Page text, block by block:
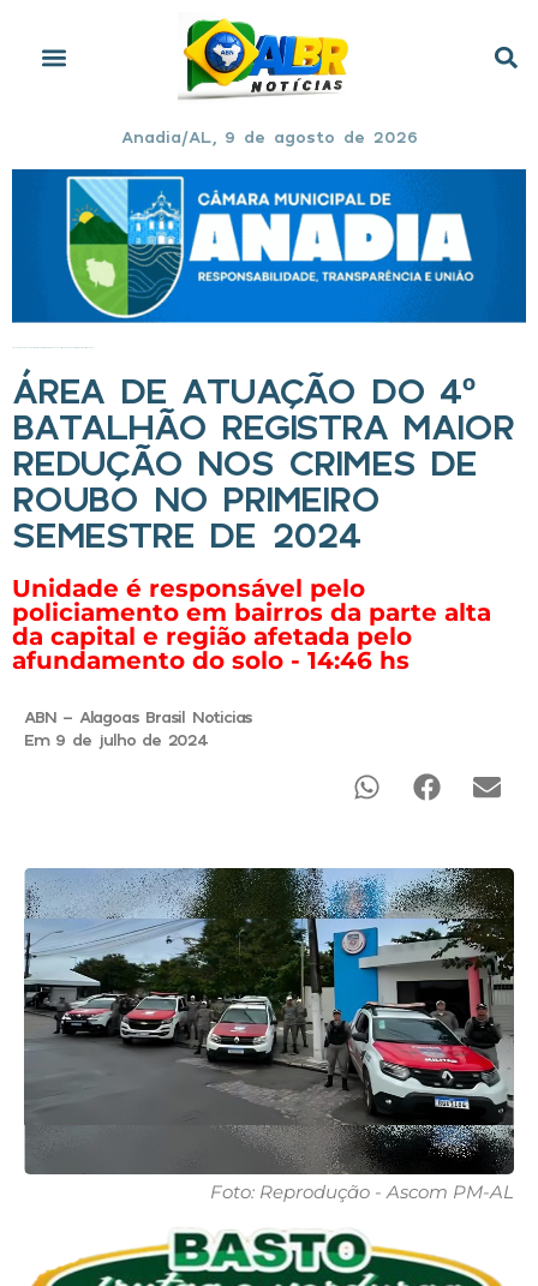
Anadia/AL, 9 de agosto de 2026
ÁREA DE ATUAÇÃO DO 4º
BATALHÃO REGISTRA MAIOR
REDUÇÃO NOS CRIMES DE
ROUBO NO PRIMEIRO
SEMESTRE DE 2024
Unidade é responsável pelo
policiamento em bairros da parte alta
da capital e região afetada pelo
afundamento do solo - 14:46 hs
ABN - Alagoas Brasil Noticias
Em 9 de julho de 2024
Foto: Reprodução - Ascom PM-AL